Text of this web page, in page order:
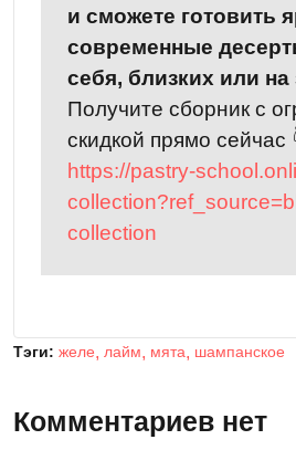
и сможете готовить
современные
себя, близких или на
Получите сборник с
скидкой прямо сейчас
https://pastry-
collection
Тэги: желе лайм мята шампанское
Комментариев нет